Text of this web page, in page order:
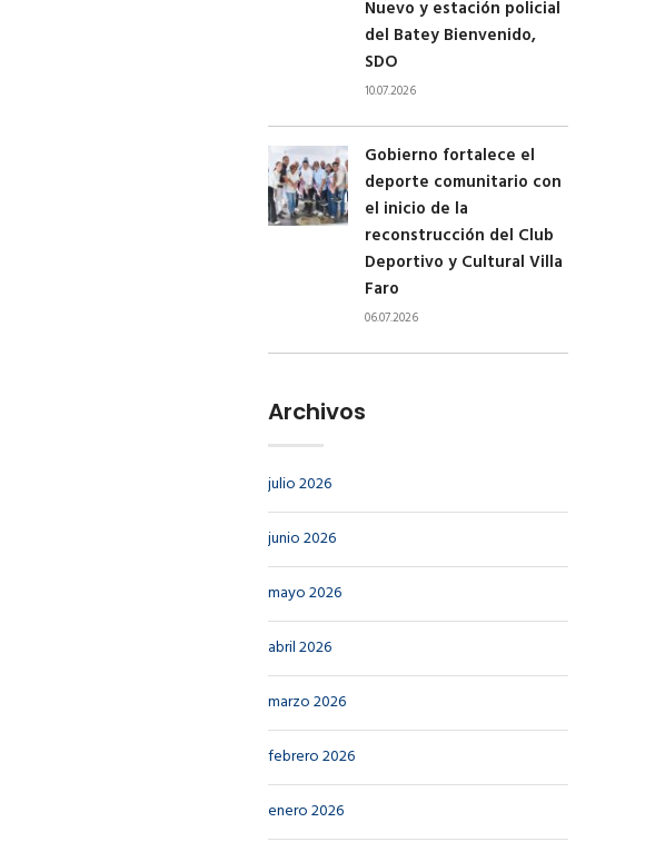
Nuevo y estación policial
del Batey Bienvenido,
SDO
10.07.2026
Gobierno fortalece el
deporte comunitario con
el inicio de la
reconstrucción del Club
Deportivo y Cultural Villa
Faro
06.07.2026
Archivos
julio 2026
junio 2026
mayo 2026
abril 2026
marzo 2026
febrero 2026
enero 2026